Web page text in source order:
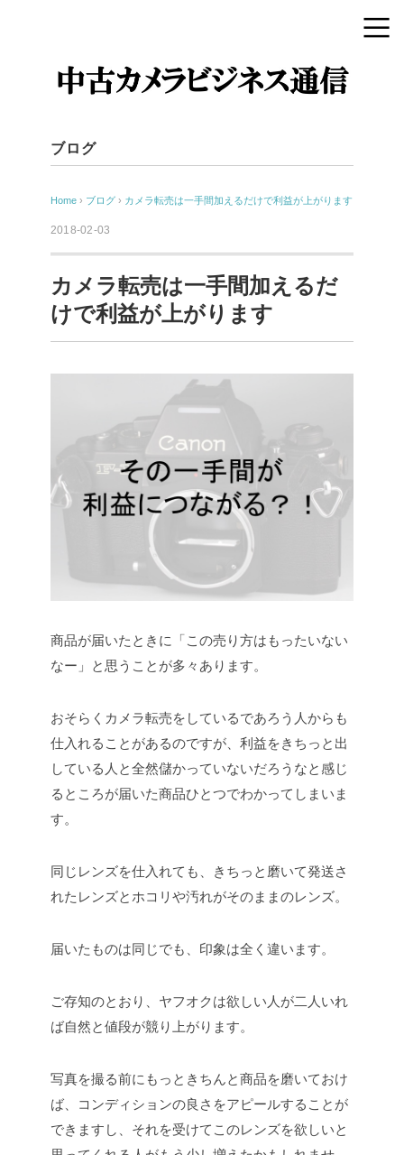
ブログ
Home › ブログ › カメラ転売は一手間加えるだけで利益が上がります
2018-02-03
カメラ転売は一手間加えるだ
けで利益が上がります
商品が届いたときに「この売り方はもったいない
なー」と思うことが多々あります。
おそらくカメラ転売をしているであろう人からも
仕入れることがあるのですが、利益をきちっと出
している人と全然儲かっていないだろうなと感じ
るところが届いた商品ひとつでわかってしまいま
す。
同じレンズを仕入れても、きちっと磨いて発送さ
れたレンズとホコリや汚れがそのままのレンズ。
届いたものは同じでも、印象は全く違います。
ご存知のとおり、ヤフオクは欲しい人が二人いれ
ば自然と値段が競り上がります。
写真を撮る前にもっときちんと商品を磨いておけ
ば、コンディションの良さをアピールすることが
できますし、それを受けてこのレンズを欲しいと